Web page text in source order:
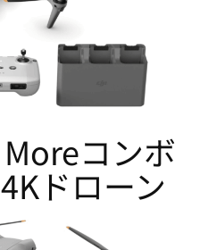
コンボ
ドローン